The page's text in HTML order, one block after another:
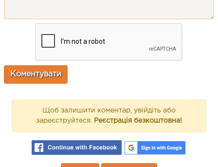
Щоб залишити коментар, увійдіть або
зареєструйтеся. Реєстрація безкоштовна!